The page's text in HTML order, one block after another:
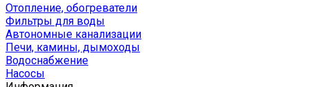
Отопление, обогреватели
Фильтры для воды
Автономные канализации
Печи, камины, дымоходы
Водоснабжение
Насосы